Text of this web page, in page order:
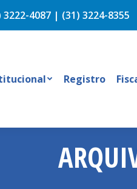
3222-4087 | (31) 3224-8355
Registro